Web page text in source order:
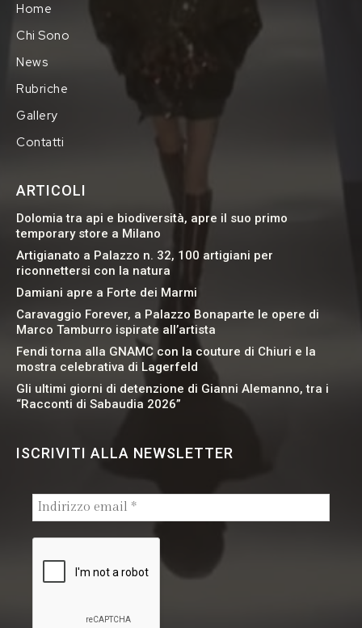
Home
Chi Sono
News
Rubriche
Gallery
Contatti
ARTICOLI
Dolomia tra api e biodiversità, apre il suo primo
temporary store a Milano
Artigianato a Palazzo n. 32, 100 artigiani per
riconnettersi con la natura
Damiani apre a Forte dei Marmi
Caravaggio Forever, a Palazzo Bonaparte le opere di
Marco Tamburro ispirate all’artista
Fendi torna alla GNAMC con la couture di Chiuri e la
mostra celebrativa di Lagerfeld
Gli ultimi giorni di detenzione di Gianni Alemanno, tra i
“Racconti di Sabaudia 2026”
ISCRIVITI ALLA NEWSLETTER